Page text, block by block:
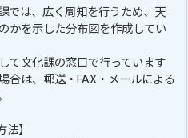
では、広く周知を行うため、天
かを示した分布図を作成してい
て文化課の窓口で行っています
合は、郵送・FAX・メールによる
法】